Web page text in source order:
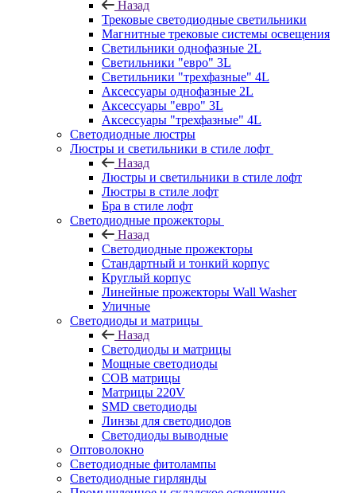
Назад
Трековые светодиодные светильники
Магнитные трековые системы освещения
Светильники однофазные 2L
Светильники "евро" 3L
Светильники "трехфазные" 4L
Аксессуары однофазные 2L
Аксессуары "евро" 3L
Аксессуары "трехфазные" 4L
Светодиодные люстры
Люстры и светильники в стиле лофт
Назад
Люстры и светильники в стиле лофт
Люстры в стиле лофт
Бра в стиле лофт
Светодиодные прожекторы
Назад
Светодиодные прожекторы
Стандартный и тонкий корпус
Круглый корпус
Линейные прожекторы Wall Washer
Уличные
Светодиоды и матрицы
Назад
Светодиоды и матрицы
Мощные светодиоды
COB матрицы
Матрицы 220V
SMD светодиоды
Линзы для светодиодов
Светодиоды выводные
Оптоволокно
Светодиодные фитолампы
Светодиодные гирлянды